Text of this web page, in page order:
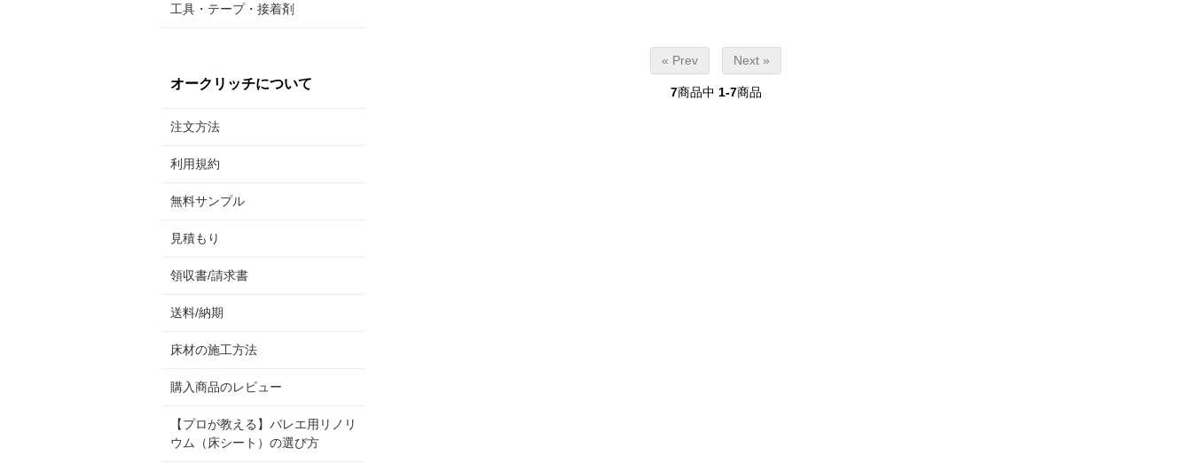
« Prev Next »
7商品中 1-7商品
工具・テープ・接着剤
オークリッチについて
注文方法
利用規約
無料サンプル
見積もり
領収書/請求書
送料/納期
床材の施工方法
購入商品のレビュー
【プロが教える】バレエ用リノリ
ウム（床シート）の選び方